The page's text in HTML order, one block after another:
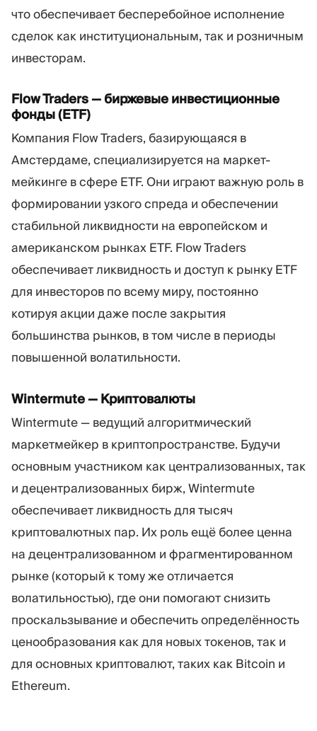
что обеспечивает бесперебойное исполнение
сделок как институциональным, так и розничным
инвесторам.
Flow Traders — биржевые инвестиционные
фонды (ETF)
Компания Flow Traders, базирующаяся в
Амстердаме, специализируется на маркет-
мейкинге в сфере ETF. Они играют важную роль в
формировании узкого спреда и обеспечении
стабильной ликвидности на европейском и
американском рынках ETF. Flow Traders
обеспечивает ликвидность и доступ к рынку ETF
для инвесторов по всему миру, постоянно
котируя акции даже после закрытия
большинства рынков, в том числе в периоды
повышенной волатильности.
Wintermute — Криптовалюты
Wintermute — ведущий алгоритмический
маркетмейкер в криптопространстве. Будучи
основным участником как централизованных, так
и децентрализованных бирж, Wintermute
обеспечивает ликвидность для тысяч
криптовалютных пар. Их роль ещё более ценна
на децентрализованном и фрагментированном
рынке (который к тому же отличается
волатильностью), где они помогают снизить
проскальзывание и обеспечить определённость
ценообразования как для новых токенов, так и
для основных криптовалют, таких как Bitcoin и
Ethereum.